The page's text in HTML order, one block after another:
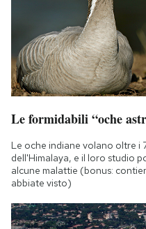
Le formidabili “oche
Le oche indiane volano oltre i
dell'Himalaya, e il loro studio
alcune malattie (bonus:
abbiate visto)